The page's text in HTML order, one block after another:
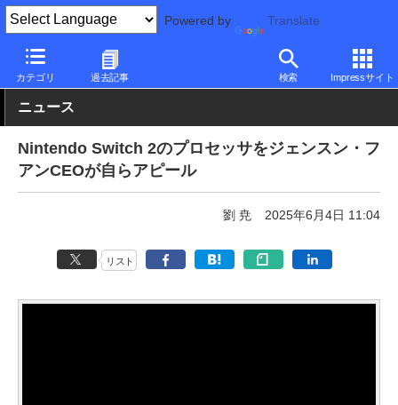
Powered by Translate
カテゴリ 過去記事 検索 Impressサイト
PC Watch 半導体/周辺機器
ニュース
Nintendo Switch 2のプロセッサをジェンスン・フ
アンCEOが自らアピール
劉 尭 2025年6月4日 11:04
リスト